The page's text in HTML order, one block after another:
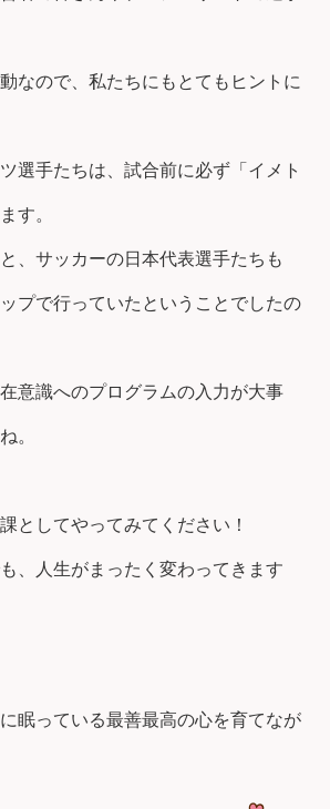
なので、私たちにもとてもヒントに
選手たちは、試合前に必ず「イメト
す。
、サッカーの日本代表選手たちも
プで行っていたということでしたの
意識へのプログラムの入力が大事
。
としてやってみてください！
、人生がまったく変わってきます
眠っている最善最高の心を育てなが